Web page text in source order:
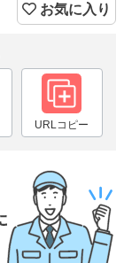
お気に入り
URLコピー